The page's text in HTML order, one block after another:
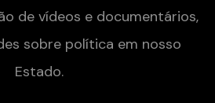
de vídeos e documentários,
sobre política em nosso
Estado.